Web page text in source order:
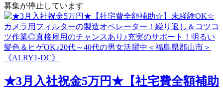
募集が停止しています
★3月入社祝金5万円★【社宅費全額補助